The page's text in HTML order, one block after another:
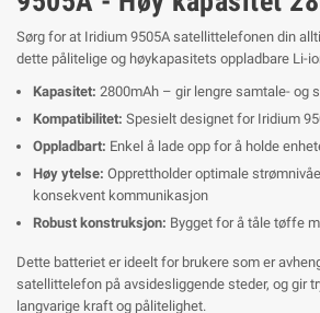
Sørg for at Iridium 9505A satellittelefonen din
dette pålitelige og høykapasitets oppladbare Li-
Kapasitet: 2800mAh – gir lengre samtale- og
Kompatibilitet: Spesielt designet for Iridium
Oppladbart: Enkel å lade opp for å holde
Høy ytelse: Opprettholder optimale
konsekvent kommunikasjon
Robust konstruksjon: Bygget for å tåle tøffe
Dette batteriet er ideelt for brukere som er
satellittelefon på avsidesliggende steder, og gir
langvarige kraft og pålitelighet.